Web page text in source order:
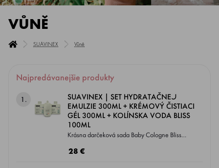
VŮNĚ
SUAVINEX Vůně
Najpredávanejšie produkty
1.
SUAVINEX | SET HYDRATAČNEJ
EMULZIE 300ML + KRÉMOVÝ ČISTIACI
GÉL 300ML + KOLÍNSKA VODA BLISS
100ML
Krásna darčeková sada Baby Cologne Bliss
28 €